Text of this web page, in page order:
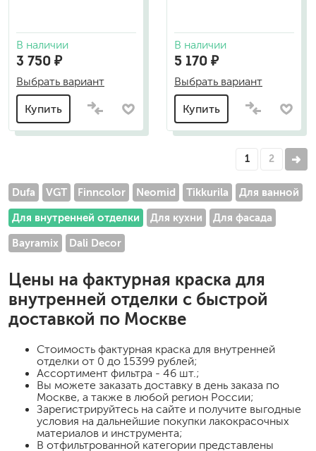
В наличии
3 750 ₽
Выбрать вариант
Купить
В наличии
5 170 ₽
Выбрать вариант
Купить
1 2
Dufa VGT Finncolor Neomid Tikkurila Для ванной
Для внутренней отделки Для кухни Для фасада
Bayramix Dali Decor
Цены на фактурная краска для
внутренней отделки с быстрой
доставкой по Москве
Стоимость фактурная краска для внутренней
отделки от 0 до 15399 рублей;
Ассортимент фильтра - 46 шт.;
Вы можете заказать доставку в день заказа по
Москве, а также в любой регион России;
Зарегистрируйтесь на сайте и получите выгодные
условия на дальнейшие покупки лакокрасочных
материалов и инструмента;
В отфильтрованной категории представлены